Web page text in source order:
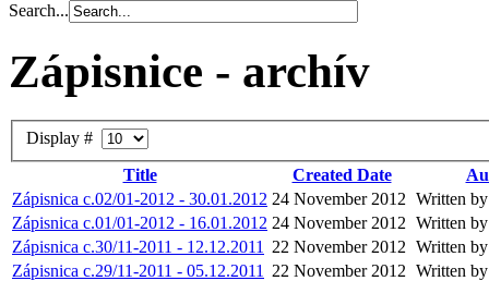
Search...
Zápisnice - archív
Display #
Title
Created Date
Zápisnica c.02/01-2012 - 30.01.2012 24 November 2012 Written
Zápisnica c.01/01-2012 - 16.01.2012 24 November 2012 Written
Zápisnica c.30/11-2011 - 12.12.2011
22 November 2012 Written
Zápisnica c.29/11-2011 - 05.12.2011
22 November 2012 Written